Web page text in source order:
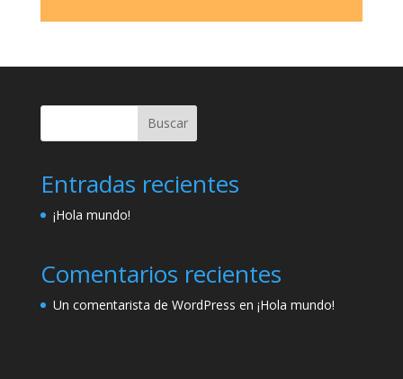
Buscar
Entradas recientes
¡Hola mundo!
Comentarios recientes
Un comentarista de WordPress en ¡Hola mundo!